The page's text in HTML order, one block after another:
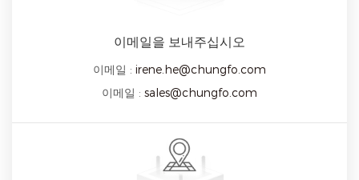
이메일을 보내주십시오
이메일 : irene.he@chungfo.com
이메일 : sales@chungfo.com